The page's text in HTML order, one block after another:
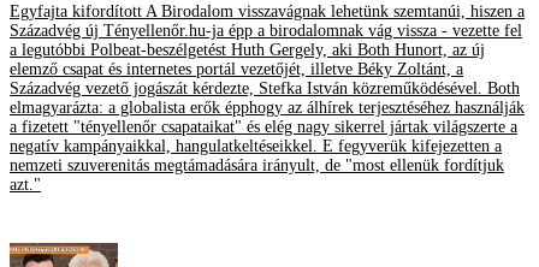
Egyfajta kifordított A Birodalom visszavágnak lehetünk szemtanúi, hiszen a
Századvég új Tényellenőr.hu-ja épp a birodalomnak vág vissza - vezette fel
a legutóbbi Polbeat-beszélgetést Huth Gergely, aki Both Hunort, az új
elemző csapat és internetes portál vezetőjét, illetve Béky Zoltánt, a
Századvég vezető jogászát kérdezte, Stefka István közreműködésével. Both
elmagyarázta: a globalista erők épphogy az álhírek terjesztéséhez használják
a fizetett "tényellenőr csapataikat" és elég nagy sikerrel jártak világszerte a
negatív kampányaikkal, hangulatkeltéseikkel. E fegyverük kifejezetten a
nemzeti szuverenitás megtámadására irányult, de "most ellenük fordítjuk
azt."